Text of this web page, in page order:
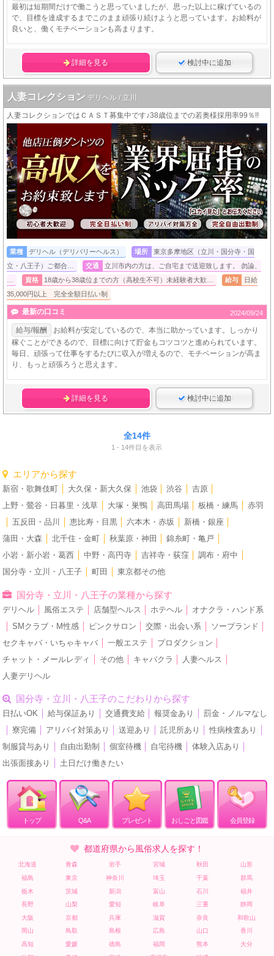
最初は短期間だけで働こうと思っていましたが、思った以上に稼げているの
で、目標を達成するまでこのまま頑張り続けようと思っています。お給料が
良いと、働くモチベーションも高まります。
詳細を見る 検討中に追加
人妻コレクション デリヘル / 立川
人妻コレクションではＣＡＳＴ募集中です♪38歳位までの若奥様採用率99％!!
業種 デリヘル（デリバリーヘルス） 場所
東京多摩地区（立川・国分寺・国
立・八王子）ご都合…
交通
立川市内の方は、ご自宅まで送迎致します。 勿論、
資格 18歳から38歳位までの方（高校生不可）未経験者大歓… 給与
日給
35,000円以上 完全全額日払い制
最新の口コミ 2024/09/24
給与/報酬
お給料が安定しているので、本当に助かっています。しっかり
稼ぐことができるので、目標に向けて貯金もコツコツと進められています。
毎日、頑張って仕事をするたびに収入が増えるので、モチベーションが高ま
り、もっと頑張ろうと思えます。
詳細を見る 検討中に追加
全14件
1 - 14件目を表示
エリアから探す
新宿・歌舞伎町 大久保・新大久保 池袋 渋谷 吉原
上野・鶯谷・日暮里・浅草
大塚・巣鴨 高田馬場 板橋・練馬
赤羽
五反田・品川 恵比寿・目黒 六本木・赤坂 新橋・銀座
蒲田・大森
北千住・金町 秋葉原・神田 錦糸町・亀戸
小岩・新小岩・葛西
中野・高円寺 吉祥寺・荻窪 調布・府中
国分寺・立川・八王子
町田 東京都その他
国分寺・立川・八王子の業種から探す
デリヘル 風俗エステ 店舗型ヘルス ホテヘル
オナクラ・ハンド系
SMクラブ・M性感 ピンクサロン 交際・出会い系 ソープランド
セクキャバ・いちゃキャバ
一般エステ プロダクション
チャット・メールレディ
その他 キャバクラ 人妻ヘルス
人妻デリヘル
国分寺・立川・八王子のこだわりから探す
日払いOK 給与保証あり 交通費支給 報奨金あり
罰金・ノルマなし
寮完備 アリバイ対策あり 送迎あり 託児所あり 性病検査あり
制服貸与あり
自由出勤制 個室待機 自宅待機 体験入店あり
出張面接あり
土日だけ働きたい
トップ Q&A プレゼント おしごと図鑑 会員登録
都道府県から風俗求人を探す！
北海道 青森 岩手 宮城 秋田
山形
福島
東京 神奈川 埼玉 千葉
群馬
栃木
茨城 新潟 富山 石川
福井
長野
山梨 愛知 岐阜 三重
静岡
大阪
京都 兵庫 滋賀 奈良
和歌山
岡山
鳥取 島根 広島 山口
香川
高知
愛媛 徳島 福岡 熊本
大分